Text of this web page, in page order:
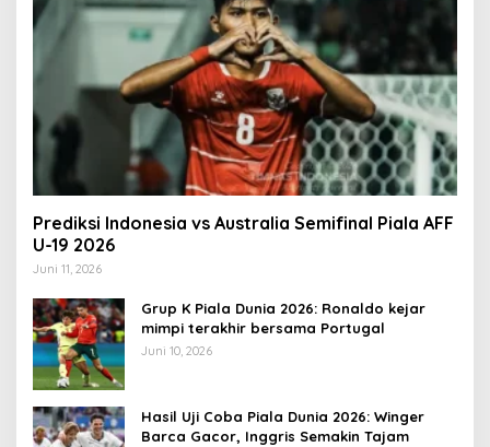
Prediksi Indonesia vs Australia Semifinal Piala AFF
U-19 2026
Juni 11, 2026
Grup K Piala Dunia 2026: Ronaldo kejar
mimpi terakhir bersama Portugal
Juni 10, 2026
Hasil Uji Coba Piala Dunia 2026: Winger
Barca Gacor, Inggris Semakin Tajam